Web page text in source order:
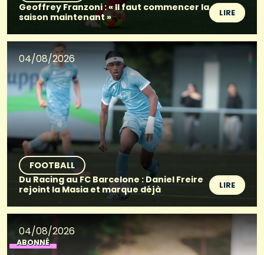
Geoffrey Franzoni : « Il faut commencer la
saison maintenant »
LIRE
04/08/2026
FOOTBALL
Du Racing au FC Barcelone : Daniel Freire
rejoint la Masia et marque déjà
LIRE
04/08/2026
ABONNÉ